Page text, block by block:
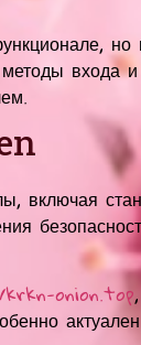
входа
включая
onion.top